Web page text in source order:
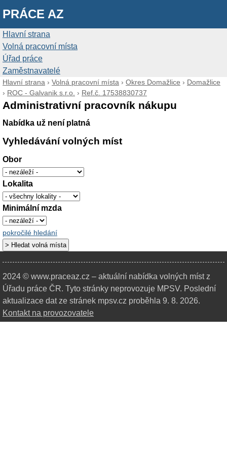
PRÁCE AZ
Hlavní strana
Volná pracovní místa
Úřad práce
Zaměstnavatelé
Hlavní strana › Volná pracovní místa › Okres Domažlice › Domažlice
› ROC - Galvanik s.r.o. › Ref.č. 17538830737
Administrativní pracovník nákupu
Nabídka už není platná
Vyhledávání volných míst
Obor
Lokalita
Minimální mzda
pokročilé hledání
2024 © www.praceaz.cz – aktuální nabídka volných míst z
Úřadu práce ČR. Tyto stránky neprovozuje MPSV. Poslední
aktualizace dat ze stránek mpsv.cz proběhla 9. 8. 2026.
Kontakt na provozovatele